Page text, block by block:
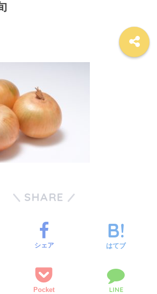
SHARE
シェア はてブ
Pocket LINE